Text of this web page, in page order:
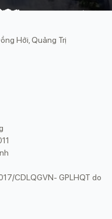
Hới, Quảng Trị
CDLQGVN- GPLHQT do